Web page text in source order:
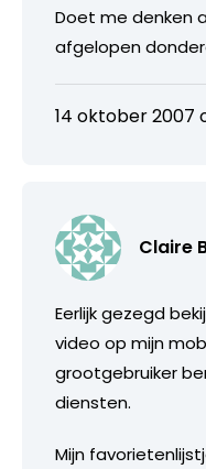
Doet me denken
afgelopen
14 oktober 2007
Claire
Eerlijk gezegd
video op mijn
grootgebruiker
diensten.
Mijn